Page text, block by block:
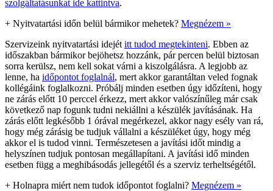
szolgáltatásunkat ide kattintva.
+ Nyitvatartási időn belül bármikor mehetek? Megnézem »
Szervizeink nyitvatartási idejét itt tudod megtekinteni. Ebben az
időszakban bármikor bejöhetsz hozzánk, pár percen belül biztosan
sorra kerülsz, nem kell sokat várni a kiszolgálásra. A legjobb az
lenne, ha időpontot foglalnál, mert akkor garantáltan veled fognak
kollégáink foglalkozni. Próbálj minden esetben úgy időzíteni, hogy
ne zárás előtt 10 perccel érkezz, mert akkor valószínűleg már csak
következő nap fogunk tudni nekiállni a készülék javításának. Ha
zárás előtt legkésőbb 1 órával megérkezel, akkor nagy esély van rá,
hogy még zárásig be tudjuk vállalni a készüléket úgy, hogy még
akkor el is tudod vinni. Természetesen a javítási időt mindig a
helyszínen tudjuk pontosan megállapítani. A javítási idő minden
esetben függ a meghibásodás jellegétől és a szerviz terheltségétől.
+ Holnapra miért nem tudok időpontot foglalni? Megnézem »